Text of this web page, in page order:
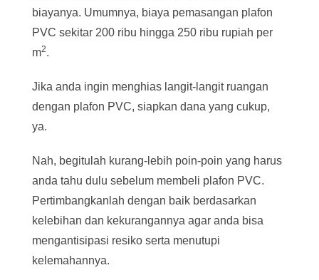
biayanya. Umumnya, biaya pemasangan plafon
PVC sekitar 200 ribu hingga 250 ribu rupiah per
m2.
Jika anda ingin menghias langit-langit ruangan
dengan plafon PVC, siapkan dana yang cukup,
ya.
Nah, begitulah kurang-lebih poin-poin yang harus
anda tahu dulu sebelum membeli plafon PVC.
Pertimbangkanlah dengan baik berdasarkan
kelebihan dan kekurangannya agar anda bisa
mengantisipasi resiko serta menutupi
kelemahannya.